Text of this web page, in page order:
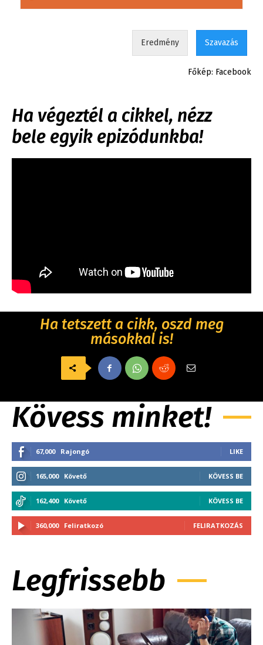
Eredmény Szavazás
Főkép: Facebook
Ha végeztél a cikkel, nézz
bele egyik epizódunkba!
Ha tetszett a cikk, oszd meg
másokkal is!
Kövess minket!
67,000 Rajongó LIKE
165,000 Követő KÖVESS BE
162,400 Követő KÖVESS BE
360,000 Feliratkozó FELIRATKOZÁS
Legfrissebb